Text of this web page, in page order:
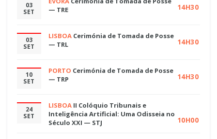
03
SET
— TRE
14H30
03
SET
LISBOA Cerimónia de Tomada de Posse
— TRL
14H30
10
SET
PORTO Cerimónia de Tomada de Posse
— TRP
14H30
24
SET
LISBOA II Colóquio Tribunais e
Inteligência Artificial: Uma Odisseia no
Século XXI — STJ
10H00